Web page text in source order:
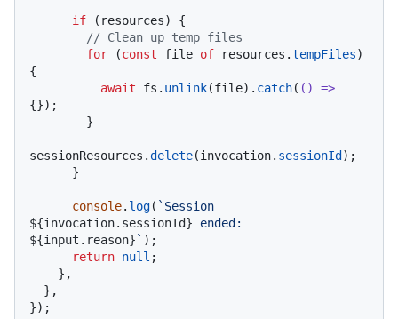
if (resources) {
// Clean up temp files
for (const file of resources.tempFiles)
{
await fs. unlink(file). catch( () =>
{});
sessionResources.delete(invocation. sessionId );
console. log(
${invocation.sessionId}
${input.reason} ` );
return null ;